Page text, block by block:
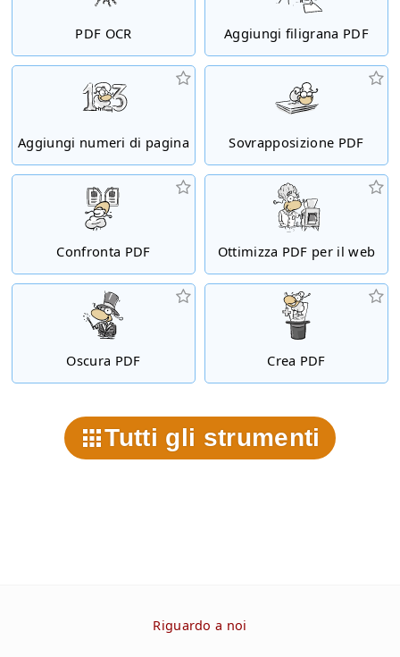
PDF OCR Aggiungi filigrana PDF
Aggiungi numeri di pagina Sovrapposizione PDF
Confronta PDF Ottimizza PDF per il web
Oscura PDF Crea PDF
Tutti gli strumenti
Riguardo a noi